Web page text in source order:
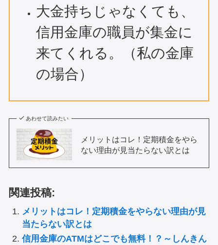
大金持ちじゃなくても、
信用金庫の職員が集金に
来てくれる。（私の金庫
の場合）
あわせて読みたい
メリットはコレ！定期積金をやら
ない理由が見当たらない訳とは
関連投稿:
メリットはコレ！定期積金をやらない理由が見
当たらない訳とは
信用金庫のATMはどこでも無料！？～しんきん